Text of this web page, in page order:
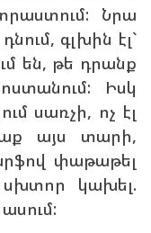
Նրա
գլխին էլ`
են, թե դրանք
Իսկ
սառչի, ոչ էլ
այս տարի,
փաթաթել
կախել.